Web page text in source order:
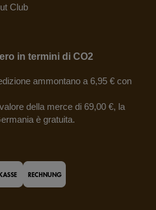
Club
in termini di CO2
ammontano a 6,95 € con
della merce di 69,00 €, la
è gratuita.